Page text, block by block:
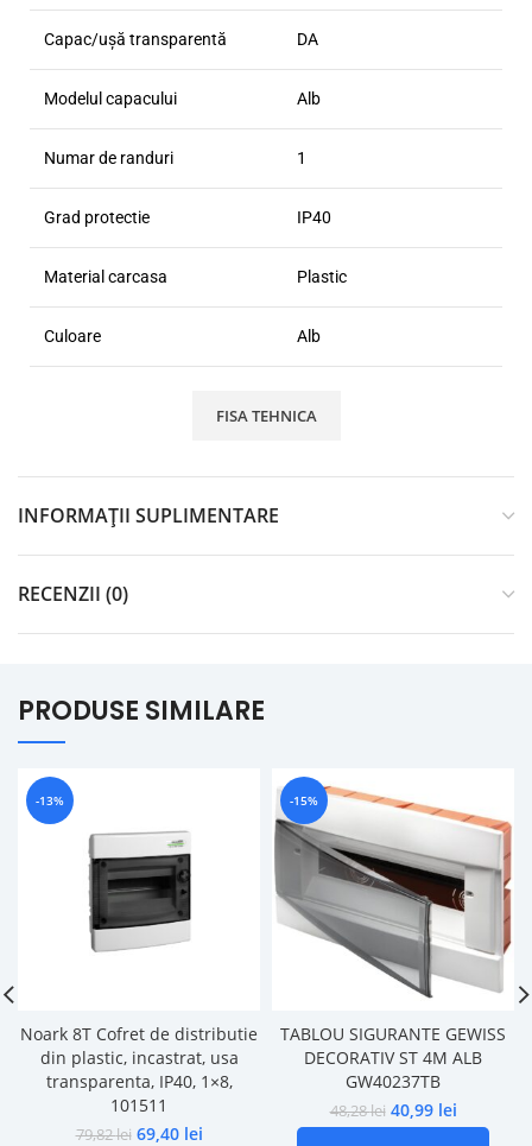
Capac/ușă transparentă DA
Modelul capacului Alb
Numar de randuri 1
Grad protectie IP40
Material carcasa Plastic
Culoare Alb
FISA TEHNICA
INFORMAȚII SUPLIMENTARE
RECENZII (0)
PRODUSE SIMILARE
-13%
Noark 8T Cofret de distributie
din plastic, incastrat, usa
transparenta, IP40, 1×8,
101511
79,82lei 69,40 lei
-15%
TABLOU SIGURANTE GEWISS
DECORATIV ST 4M ALB
GW40237TB
48,28lei 40,99 lei